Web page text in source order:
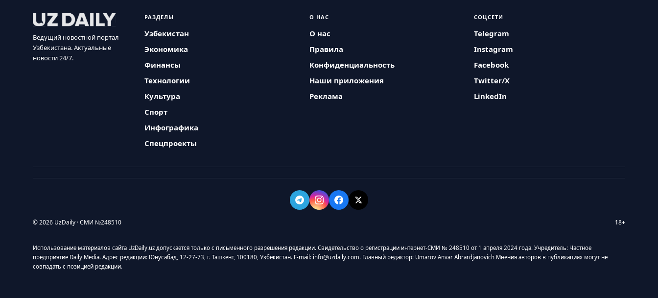
Ведущий новостной портал
Узбекистана. Актуальные
новости 24/7.
РАЗДЕЛЫ
Узбекистан
Экономика
Финансы
Технологии
Культура
Спорт
Инфографика
Спецпроекты
О НАС
О нас
Правила
Конфиденциальность
Наши приложения
Реклама
СОЦСЕТИ
Telegram
Instagram
Facebook
Twitter/X
LinkedIn
© 2026 UzDaily · СМИ №248510 18+
Использование материалов сайта UzDaily.uz допускается только с письменного разрешения редакции. Свидетельство о регистрации интернет-СМИ № 248510 от 1 апреля 2024 года. Учредитель: Частное
предприятие Daily Media. Адрес редакции: Юнусабад, 12-27-73, г. Ташкент, 100180, Узбекистан. E-mail: info@uzdaily.com. Главный редактор: Umarov Anvar Abrardjanovich Мнения авторов в публикациях могут не
совпадать с позицией редакции.